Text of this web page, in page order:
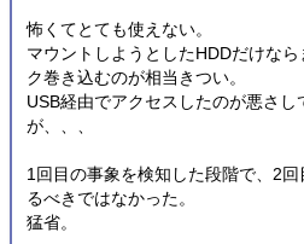
怖くてとても使えない。
マウントしようとしたHDDだけな
ク巻き込むのが相当きつい。
USB経由でアクセスしたのが悪さ
が、、、
1回目の事象を検知した段階で、2
るべきではなかった。
猛省。